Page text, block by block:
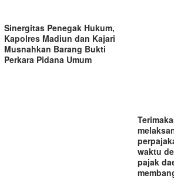
Sinergitas Penegak Hukum,
Kapolres Madiun dan Kajari
Musnahkan Barang Bukti
Perkara Pidana Umum
waktu
pajak